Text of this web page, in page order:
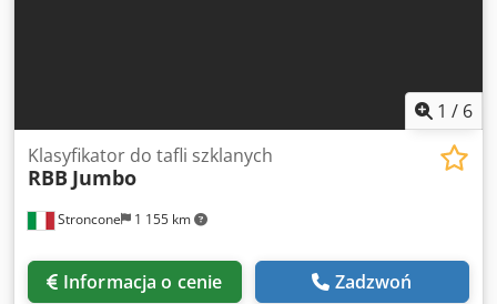
1 / 6
Stroncone 1 155 km
Klasyfikator do tafli szklanych
RBB Jumbo
Informacja o cenie Zadzwoń